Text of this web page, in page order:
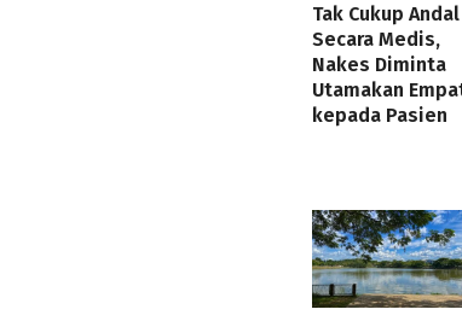
Tak Cukup Andal
Secara Medis,
Nakes Diminta
Utamakan
kepada Pasien